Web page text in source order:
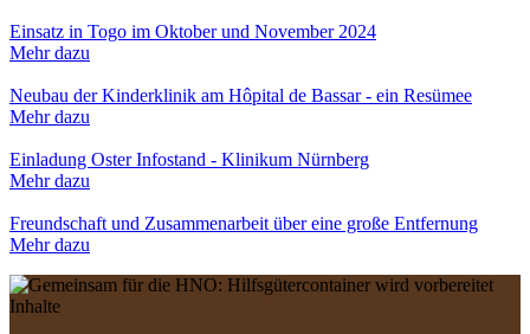
Einsatz in Togo im Oktober und November 2024
Mehr dazu
Neubau der Kinderklinik am Hôpital de Bassar - ein Resümee
Mehr dazu
Einladung Oster Infostand - Klinikum Nürnberg
Mehr dazu
Freundschaft und Zusammenarbeit über eine große Entfernung
Mehr dazu
Inhalte